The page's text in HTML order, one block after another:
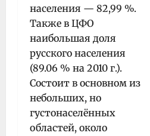
населения — 82,99 %.
Также в ЦФО
наибольшая доля
русского населения
(89.06 % на 2010 г.).
Состоит в основном из
небольших, но
густонаселённых
областей, около